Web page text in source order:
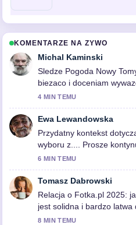
KOMENTARZE NA ZYWO
Michal Kaminski
Sledze Pogoda Nowy
biezaco i doceniam
4 MIN TEMU
Ewa Lewandowska
Przydatny kontekst
wyboru z.... Prosze
6 MIN TEMU
Tomasz Dabrowski
Relacja o Fotka.pl 2025:
jest solidna i bardzo latwa
8 MIN TEMU